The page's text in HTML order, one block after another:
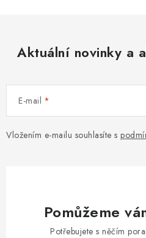
Aktuální novinky a
E-mail
Vložením e-mailu souhlasíte s
Pomůžeme
Potřebujete s něčím